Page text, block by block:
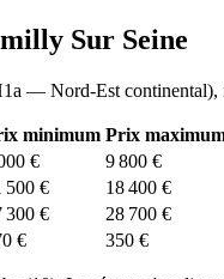
Sur Seine
— Nord-Est continental),
minimum Prix
€ 9 800 €
500 € 18 400 €
300 € 28 700 €
€ 350 €